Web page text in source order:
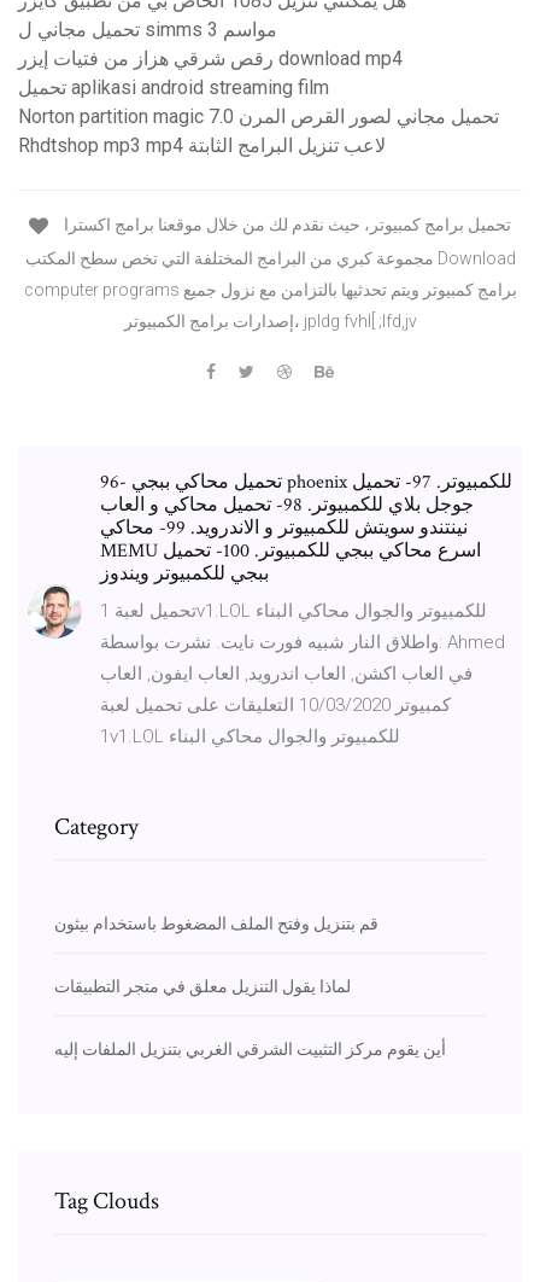
تحميل مجاني ل simms 3 مواسم
رقص شرقي هزاز من فتيات إيزر download mp4
تحميل aplikasi android streaming film
Norton partition magic 7.0 تحميل مجاني لصور القرص المرن
Rhdtshop mp3 mp4 لاعب تنزيل البرامج الثابتة
مجموعة كبري من البرامج المختلفة التي تخص سطح المكتب Download
computer programs برامج كمبيوتر ويتم تحدثيها بالتزامن مع نزول جميع
إصدارات برامج الكمبيوتر، jpldg fvhl[ ;lfd,jv
96- تحميل محاكي ببجي phoenix للكمبيوتر. 97- تحميل
جوجل بلاي للكمبيوتر. 98- تحميل محاكي و العاب
نينتندو سويتش للكمبيوتر و الاندرويد. 99- محاكي
MEMU اسرع محاكي ببجي للكمبيوتر. 100- تحميل
ببجي للكمبيوتر ويندوز
تحميل لعبة 1v1.LOL للكمبيوتر والجوال محاكي البناء
واطلاق النار شبيه فورت نايت. نشرت بواسطة: Ahmed
في العاب اكشن, العاب اندرويد, العاب ايفون, العاب
كمبيوتر 10/03/2020 التعليقات على تحميل لعبة
1v1.LOL للكمبيوتر والجوال محاكي البناء
Category
قم بتنزيل وفتح الملف المضغوط باستخدام بيثون
لماذا يقول التنزيل معلق في متجر التطبيقات
أين يقوم مركز التثبيت الشرقي الغربي بتنزيل الملفات إليه
Tag Clouds